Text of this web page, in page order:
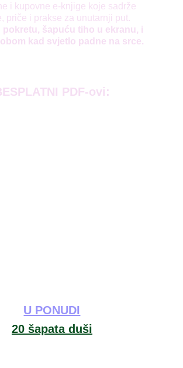
i kupovne e-knjige koje sadrže
priče i prakse za unutarnji put.
pokretu, šapuću tiho u ekranu, i
kad svjetlo padne na srce.
20 šapata duši
PDF-ovi:
U PONUDI